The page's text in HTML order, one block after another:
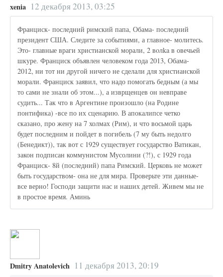
xenia 12 декабря 2013, 03:25
Франциск- последний римский папа, Обама- последний
президент США. Следите за событиями, а главное- молитесь.
Это- главные враги христианской морали, 2 вoлka в овечьей
шкуре. Франциск объявлен человеком года 2013, Обама-
2012, ни тот ни другой ничего не сделали для христианской
морали. Франциск заявил, что надо помогать бедным (а мы
то сами не знали об этом...), а изврщенцев он невправе
судить... Так что в Аргентине произошло (на Родине
понтифика) -все по их сценарию. В апокалипсе четко
сказано, про жену на 7 холмах (Рим), и что восьмой царь
будет последним и пойдет в погибель (7 му быть недолго
(Бенедикт)), так вот с 1929 существует государство Ватикан,
закон подписан коммунистом Мусолини (?!), с 1929 года
Франциск- 8й (последний) папа Римский. Церковь не может
быть государством- она не для мира. Проверьте эти данные-
все верно! Господи защити нас и наших детей. Живем мы не
в простое время. Аминь
Dmitry Anatolevich 11 декабря 2013, 20:19